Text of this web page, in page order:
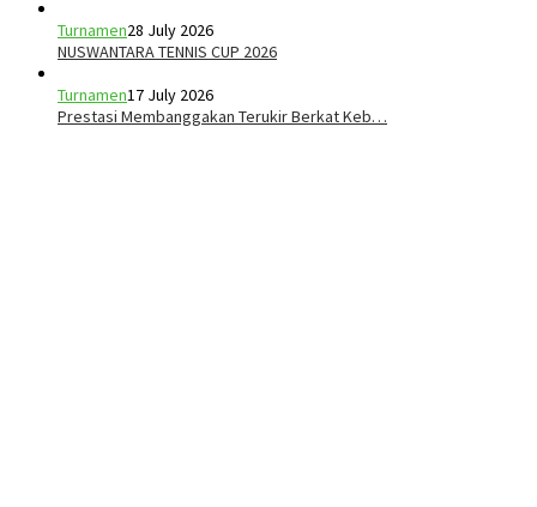
Turnamen28 July 2026
NUSWANTARA TENNIS CUP 2026
Turnamen17 July 2026
Prestasi Membanggakan Terukir Berkat Keb…